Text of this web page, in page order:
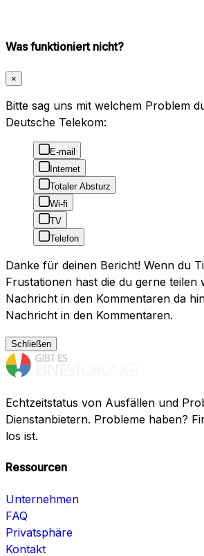
Was funktioniert nicht?
×
Bitte sag uns mit welchem Problem
Deutsche Telekom:
E-mail
Internet
Totaler Absturz
Wi-fi
TV
Telefon
Danke für deinen Bericht! Wenn du
Frustationen hast die du gerne teilen
Nachricht in den Kommentaren da
Nachricht in den Kommentaren.
Schließen
Echtzeitstatus von Ausfällen und
Dienstanbietern. Probleme haben?
los ist.
Ressourcen
Unternehmen
FAQ
Privatsphäre
Kontakt